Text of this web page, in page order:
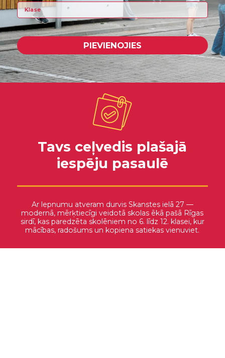
PIEVIENOJIES
Tavs ceļvedis plašajā
iespēju pasaulē
Ar lepnumu atveram durvis Skanstes ielā 27 —
modernā, mērķtiecīgi veidotā skolas ēkā pašā Rīgas
sirdī, kas paredzēta skolēniem no 6. līdz 12. klasei, kur
mācības, radošums un kopiena satiekas vienuviet.